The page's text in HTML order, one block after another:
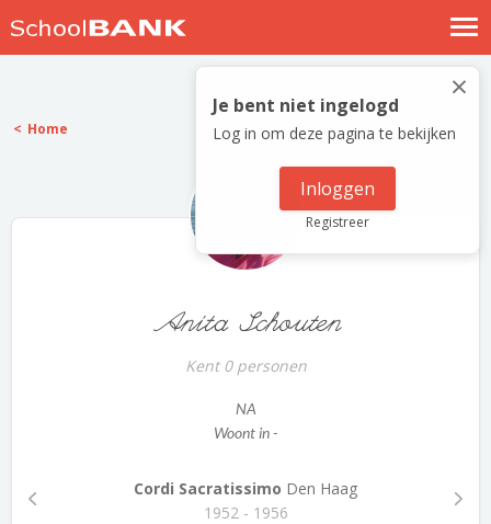
Nostalgische verhalen
Log in
Meld je gratis aan
×
Je bent niet ingelogd
Log in om deze pagina te bekijken
Inloggen
Registreer
Home
Anita Schouten
Kent 0 personen
NA
Woont in -
Cordi Sacratissimo Den Haag
1952 - 1956